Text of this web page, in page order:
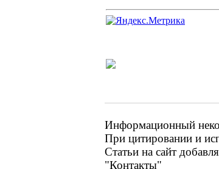
Информационный
При цитировании и
Статьи на сайт
"Контакты"